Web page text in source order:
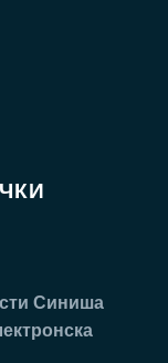
Синиша